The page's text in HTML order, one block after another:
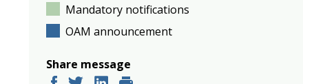
Mandatory notifications
OAM announcement
Share message